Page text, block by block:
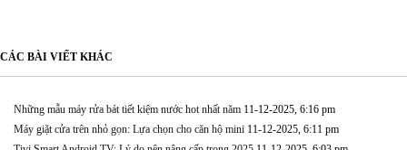
CÁC BÀI VIẾT KHÁC
Những mẫu máy rửa bát tiết kiệm nước hot nhất năm 11-12-2025, 6:16 pm
Máy giặt cửa trên nhỏ gọn: Lựa chọn cho căn hộ mini 11-12-2025, 6:11 pm